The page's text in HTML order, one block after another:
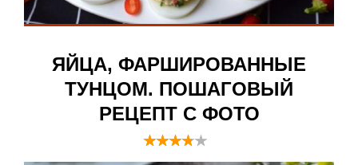
ЯЙЦА, ФАРШИРОВАННЫЕ
ТУНЦОМ. ПОШАГОВЫЙ
РЕЦЕПТ С ФОТО